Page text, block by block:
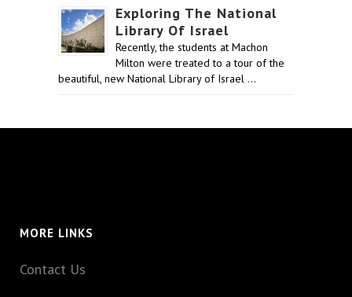
Exploring The National
Library Of Israel
Recently, the students at Machon
Milton were treated to a tour of the
beautiful, new National Library of Israel …
MORE LINKS
Contact Us